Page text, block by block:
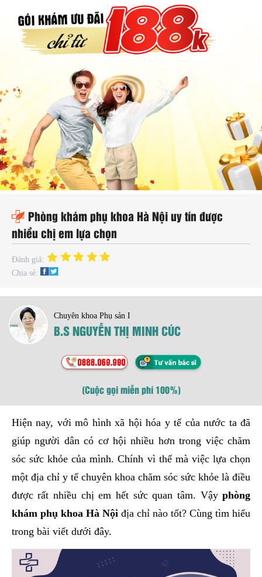
Phòng khám phụ khoa Hà Nội uy tín được
nhiều chị em lựa chọn
Đánh giá:
Chia sẻ:
Chuyên khoa Phụ sản I
B.S NGUYỄN THỊ MINH CÚC
(Cuộc gọi miễn phí 100%)
Hiện nay, với mô hình xã hội hóa y tế của nước ta đã
giúp người dân có cơ hội nhiều hơn trong việc chăm
sóc sức khỏe của mình. Chính vì thế mà việc lựa chọn
một địa chỉ y tế chuyên khoa chăm sóc sức khỏe là điều
được rất nhiều chị em hết sức quan tâm. Vậyphòng
khám phụ khoa Hà Nộiđịa chỉ nào tốt? Cùng tìm hiểu
trong bài viết dưới đây.